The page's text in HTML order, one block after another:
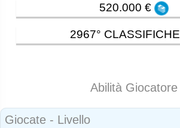
520.000 €
2967° CLASSIFICHE
Abilità Giocatore
Giocate - Livello